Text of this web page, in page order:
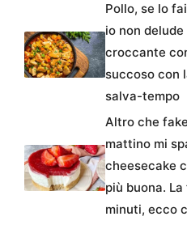
Pollo, se lo
io non
croccante
succoso con
salva-tempo
Altro che
mattino mi
cheesecake
più buona.
minuti, ecco